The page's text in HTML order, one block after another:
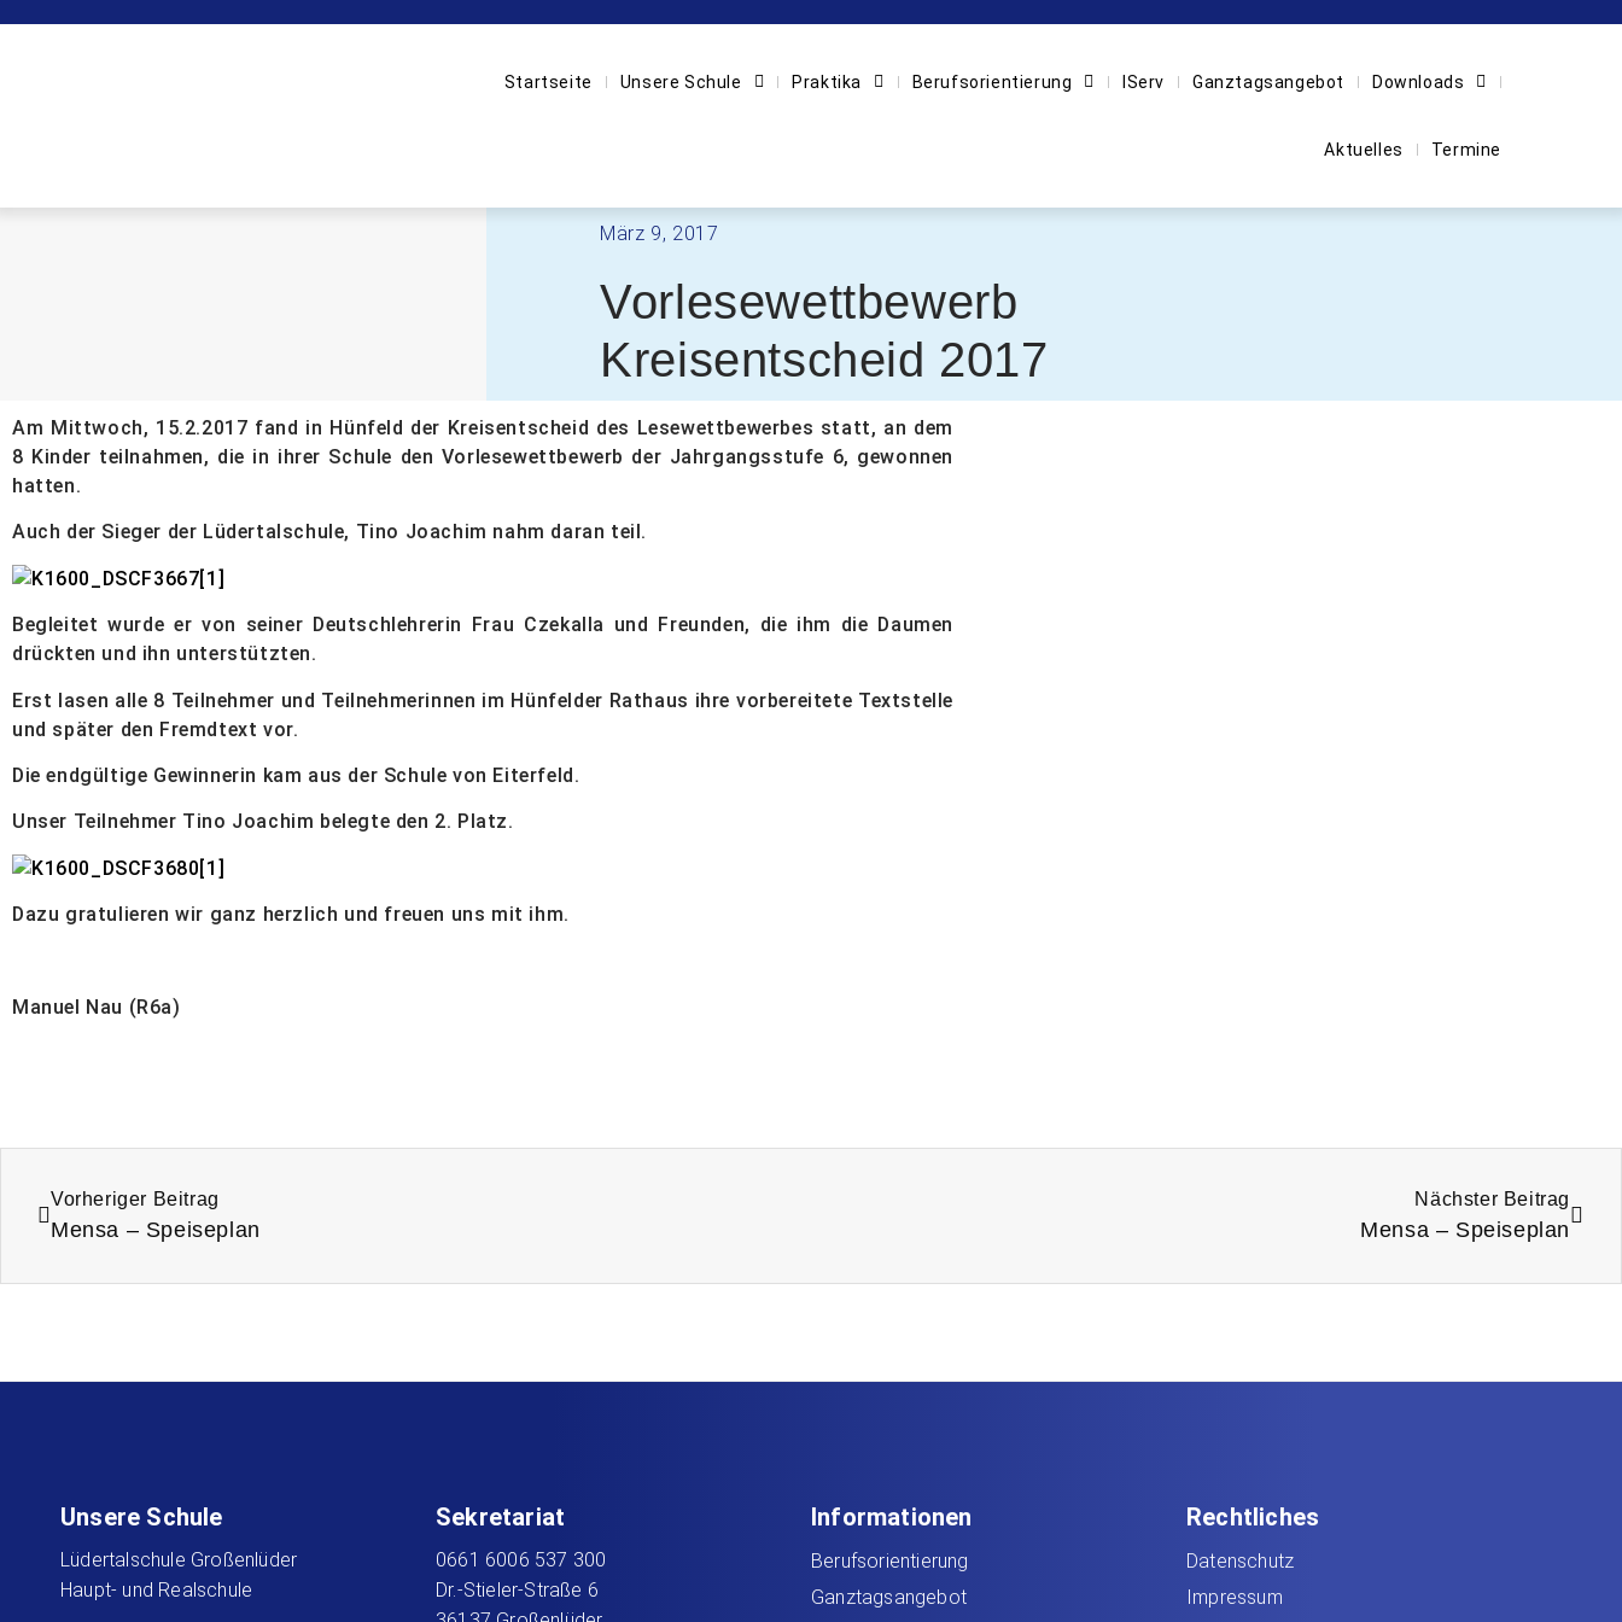
Startseite Unsere Schule Praktika Berufsorientierung IServ Ganztagsangebot Downloads
Aktuelles Termine
März 9, 2017
Vorlesewettbewerb
Kreisentscheid 2017
Am Mittwoch, 15.2.2017 fand in Hünfeld der Kreisentscheid des Lesewettbewerbes statt, an dem
8 Kinder teilnahmen, die in ihrer Schule den Vorlesewettbewerb der Jahrgangsstufe 6, gewonnen
hatten.
Auch der Sieger der Lüdertalschule, Tino Joachim nahm daran teil.
Begleitet wurde er von seiner Deutschlehrerin Frau Czekalla und Freunden, die ihm die Daumen
drückten und ihn unterstützten.
Erst lasen alle 8 Teilnehmer und Teilnehmerinnen im Hünfelder Rathaus ihre vorbereitete Textstelle
und später den Fremdtext vor.
Die endgültige Gewinnerin kam aus der Schule von Eiterfeld.
Unser Teilnehmer Tino Joachim belegte den 2. Platz.
Dazu gratulieren wir ganz herzlich und freuen uns mit ihm.
Manuel Nau (R6a)
Vorheriger Beitrag
Mensa – Speiseplan
Nächster Beitrag
Mensa – Speiseplan
Unsere Schule
Lüdertalschule Großenlüder
Haupt- und Realschule
Sekretariat
0661 6006 537 300
Dr.-Stieler-Straße 6
Informationen
Berufsorientierung
Ganztagsangebot
Rechtliches
Datenschutz
Impressum